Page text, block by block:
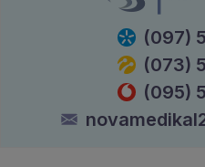
(097)
(073)
(095)